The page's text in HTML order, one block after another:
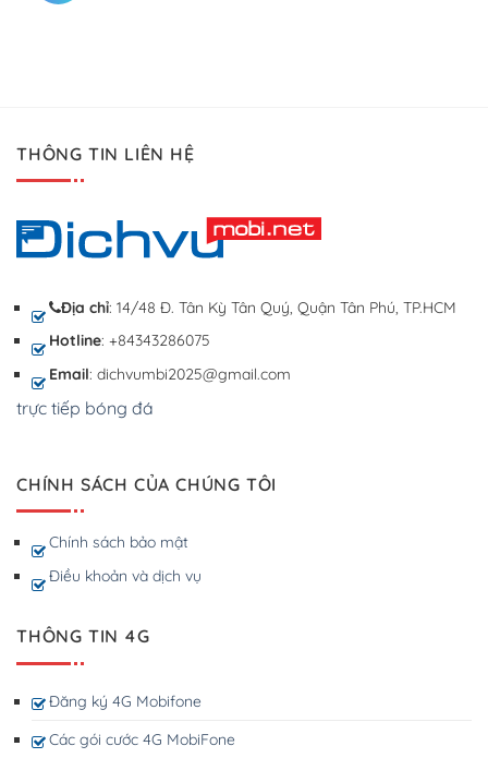
THÔNG TIN LIÊN HỆ
Địa chỉ: 14/48 Đ. Tân Kỳ Tân Quý, Quận Tân Phú, TP.HCM
Hotline: +84343286075
Email: dichvumbi2025@gmail.com
trực tiếp bóng đá
CHÍNH SÁCH CỦA CHÚNG TÔI
Chính sách bảo mật
Điều khoản và dịch vụ
THÔNG TIN 4G
Đăng ký 4G Mobifone
Các gói cước 4G MobiFone